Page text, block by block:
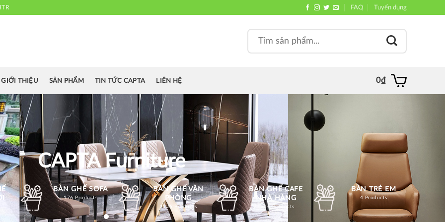
FAQ Tuyển dụng
for:
GIỚI THIỆU SẢN PHẨM TIN TỨC CAPTA LIÊN HỆ 0₫
CAPTA Furniture
BÀN GHẾ SOFA
176 Products
BÀN GHẾ VĂN
PHÒNG
1126 Products
BÀN GHẾ CAFE
NHÀ HÀNG
1214 Products
BÀN TRẺ EM
4 Products